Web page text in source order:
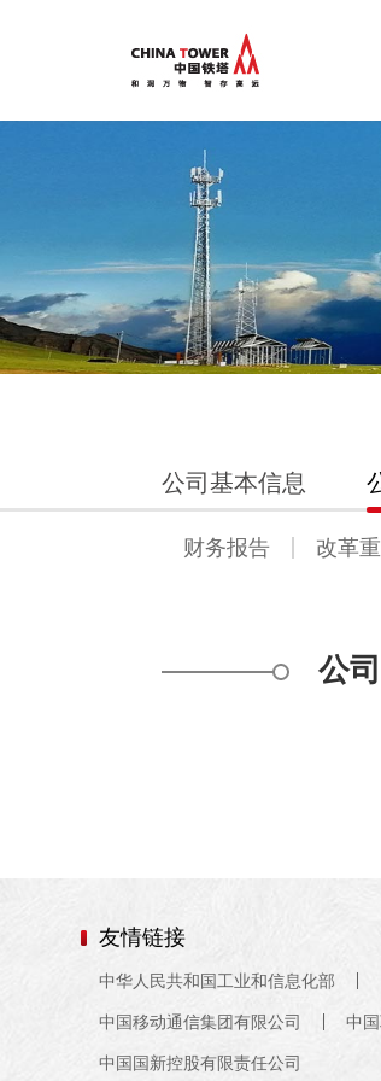
公司基本信息
财务报告 改革
公
友情链接
中华人民共和国工业和信息化部
中国移动通信集团有限公司 中
中国国新控股有限责任公司